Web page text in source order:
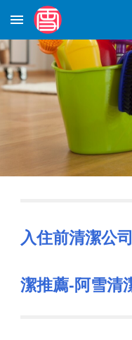
Skip to main content
入住前清潔公
潔推薦-阿雪清